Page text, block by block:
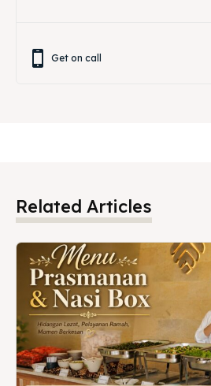
Get on call
Related Articles